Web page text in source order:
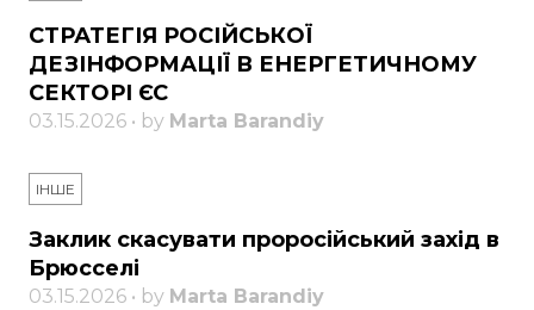
СТРАТЕГІЯ РОСІЙСЬКОЇ
ДЕЗІНФОРМАЦІЇ В ЕНЕРГЕТИЧНОМУ
СЕКТОРІ ЄС
03.15.2026 • by Marta Barandiy
ІНШЕ
Заклик скасувати проросійський захід в
Брюсселі
03.15.2026 • by Marta Barandiy